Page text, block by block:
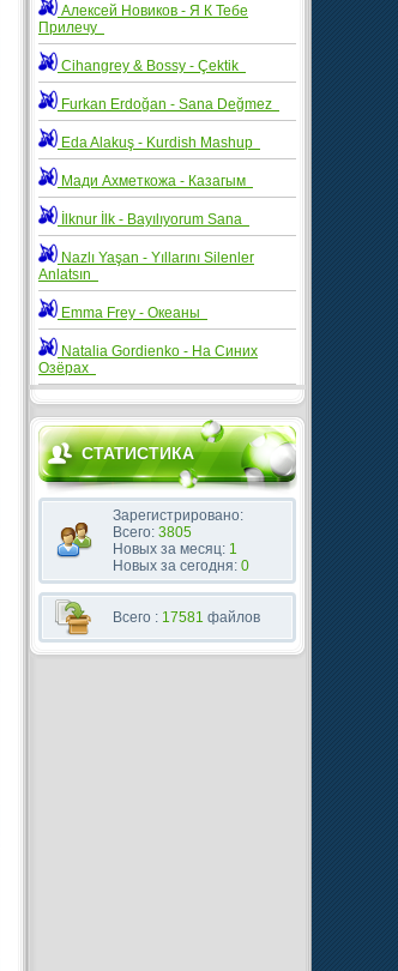
Алексей Новиков - Я К Тебе
Прилечу
Cihangrey & Bossy - Çektik
Furkan Erdoğan - Sana Değmez
Eda Alakuş - Kurdish Mashup
Мади Ахметкожа - Казагым
İlknur İlk - Bayılıyorum Sana
Nazlı Yaşan - Yıllarını Silenler
Anlatsın
Emma Frey - Океаны
Natalia Gordienko - На Синих
Озёрах
СТАТИСТИКА
Зарегистрировано:
Всего: 3805
Новых за месяц: 1
Новых за сегодня: 0
Всего : 17581 файлов